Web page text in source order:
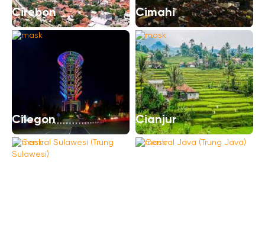
Cirebon Cimahi
Cilegon Cianjur